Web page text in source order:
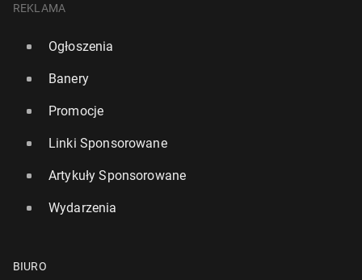
REKLAMA
Ogłoszenia
Banery
Promocje
Linki Sponsorowane
Artykuły Sponsorowane
Wydarzenia
BIURO